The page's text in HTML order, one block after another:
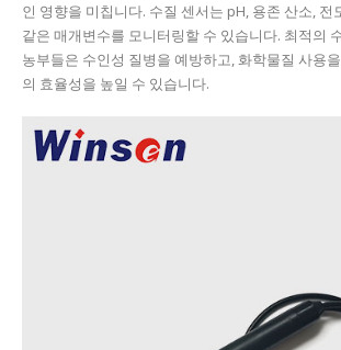
인 영향을 미칩니다. 수질 센서는 pH, 용존 산소, 전
같은 매개변수를 모니터링할 수 있습니다. 최적의
농부들은 수인성 질병을 예방하고, 화학물질 사용
의 효율성을 높일 수 있습니다.